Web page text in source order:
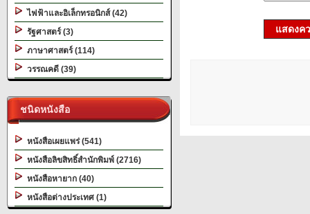
ไฟฟ้าและอิเล็กทรอนิกส์ (42)
รัฐศาสตร์ (3)
ภาษาศาสตร์ (114)
วรรณคดี (39)
ชนิดหนังสือ
หนังสือเผยแพร่ (541)
หนังสือลิขสิทธิ์สำนักพิมพ์ (2716)
หนังสือหายาก (40)
หนังสือต่างประเทศ (1)
แสดงค